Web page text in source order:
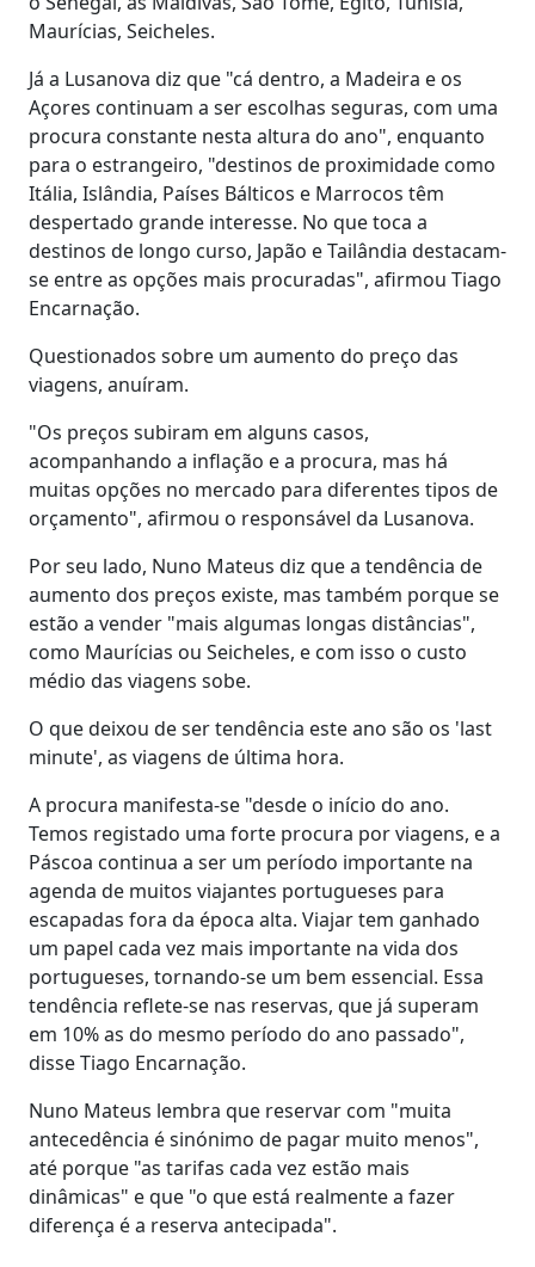
Maurícias, Seicheles.
Já a Lusanova diz que "cá dentro, a Madeira e os
Açores continuam a ser escolhas seguras, com uma
procura constante nesta altura do ano", enquanto
para o estrangeiro, "destinos de proximidade como
Itália, Islândia, Países Bálticos e Marrocos têm
despertado grande interesse. No que toca a
destinos de longo curso, Japão e Tailândia destacam-
se entre as opções mais procuradas", afirmou Tiago
Encarnação.
Questionados sobre um aumento do preço das
viagens, anuíram.
"Os preços subiram em alguns casos,
acompanhando a inflação e a procura, mas há
muitas opções no mercado para diferentes tipos de
orçamento", afirmou o responsável da Lusanova.
Por seu lado, Nuno Mateus diz que a tendência de
aumento dos preços existe, mas também porque se
estão a vender "mais algumas longas distâncias",
como Maurícias ou Seicheles, e com isso o custo
médio das viagens sobe.
O que deixou de ser tendência este ano são os 'last
minute', as viagens de última hora.
A procura manifesta-se "desde o início do ano.
Temos registado uma forte procura por viagens, e a
Páscoa continua a ser um período importante na
agenda de muitos viajantes portugueses para
escapadas fora da época alta. Viajar tem ganhado
um papel cada vez mais importante na vida dos
portugueses, tornando-se um bem essencial. Essa
tendência reflete-se nas reservas, que já superam
em 10% as do mesmo período do ano passado",
disse Tiago Encarnação.
Nuno Mateus lembra que reservar com "muita
antecedência é sinónimo de pagar muito menos",
até porque "as tarifas cada vez estão mais
dinâmicas" e que "o que está realmente a fazer
diferença é a reserva antecipada".